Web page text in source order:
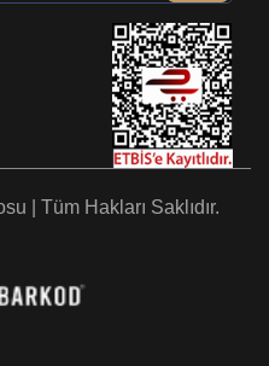
| Tüm Hakları Saklıdır.